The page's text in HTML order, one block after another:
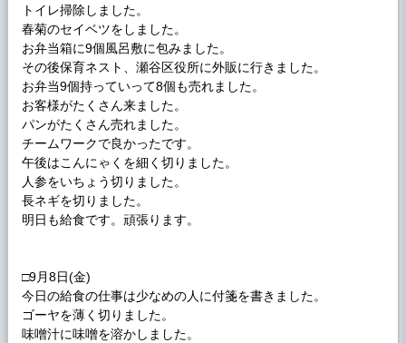
トイレ掃除しました。
春菊のセイベツをしました。
お弁当箱に9個風呂敷に包みました。
その後保育ネスト、瀬谷区役所に外販に行きました。
お弁当9個持っていって8個も売れました。
お客様がたくさん来ました。
パンがたくさん売れました。
チームワークで良かったです。
午後はこんにゃくを細く切りました。
人参をいちょう切りました。
長ネギを切りました。
明日も給食です。頑張ります。
□9月8日(金)
今日の給食の仕事は少なめの人に付箋を書きました。
ゴーヤを薄く切りました。
味噌汁に味噌を溶かしました。